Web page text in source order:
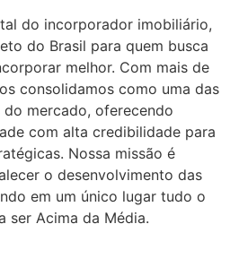
do incorporador imobiliário,
do Brasil para quem busca
melhor. Com mais de
consolidamos como uma das
mercado, oferecendo
com alta credibilidade para
Nossa missão é
o desenvolvimento das
em um único lugar tudo o
ser Acima da Média.